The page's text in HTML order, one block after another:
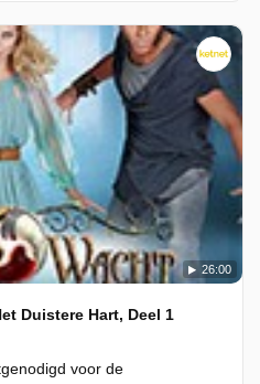
26:00
Duistere Hart, Deel 1
voor de